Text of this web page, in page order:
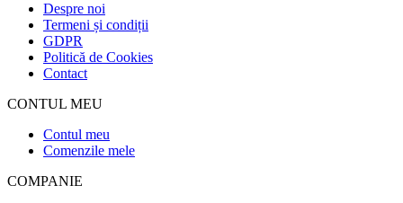
Despre noi
Termeni și condiții
GDPR
Politică de Cookies
Contact
CONTUL MEU
Contul meu
Comenzile mele
COMPANIE